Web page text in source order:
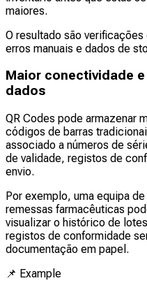
maiores.
O resultado são
erros manuais e dados de
Maior conectividade
dados
QR Codes pode armazenar
códigos de barras
associado a números de
de validade, registos de
envio.
Por exemplo, uma equipa
remessas farmacêuticas
visualizar o histórico de
registos de conformidade
documentação em papel.
📌 Example